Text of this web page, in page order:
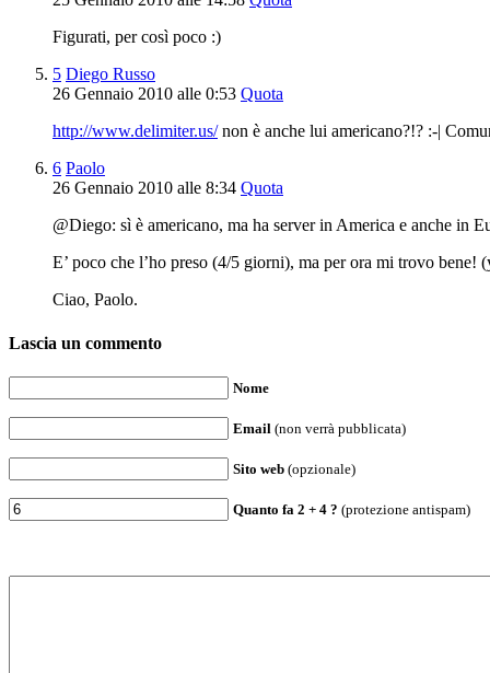
Figurati, per così poco :)
5 Diego Russo
26 Gennaio 2010 alle 0:53 Quota
http://www.delimiter.us/non è anche lui americano?!? :-|
6 Paolo
26 Gennaio 2010 alle 8:34 Quota
@Diego: sì è americano, ma ha server in America e anche in
E’ poco che l’ho preso (4/5 giorni), ma per ora mi trovo bene!
Ciao, Paolo.
Lascia un commento
Nome
Email (non verrà pubblicata)
Sito web (opzionale)
Quanto fa 2 + 4 ? (protezione antispam)